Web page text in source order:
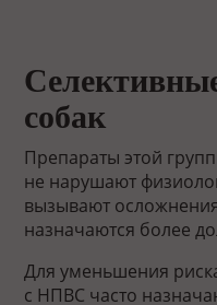
собак
Препараты этой
не нарушают
вызывают
назначаются более
Для уменьшения
с НПВС часто